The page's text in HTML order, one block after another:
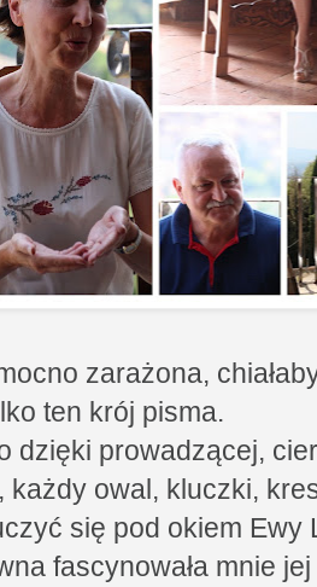
zarażona,
ten krój pisma.
dzięki prowadzącej,
każdy owal, kluczki,
się pod okiem Ewy
fascynowała mnie